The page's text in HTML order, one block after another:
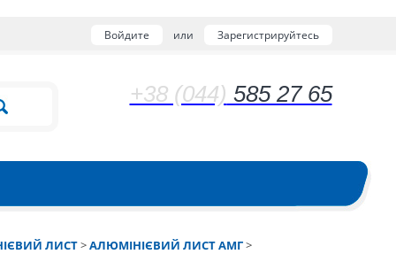
Войдите или Зарегистрируйтесь
+38 (044) 585 27 65
ЛИСТ>АЛЮМІНІЄВИЙ ЛИСТ АМГ>